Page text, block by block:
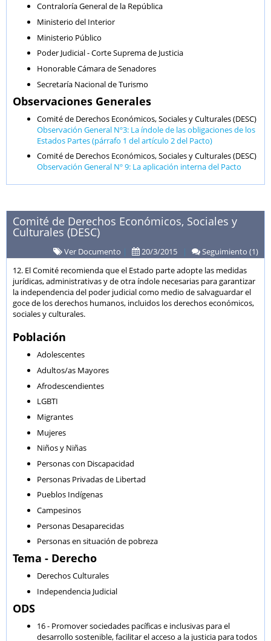
Contraloría General de la República
Ministerio del Interior
Ministerio Público
Poder Judicial - Corte Suprema de Justicia
Honorable Cámara de Senadores
Secretaría Nacional de Turismo
Observaciones Generales
Comité de Derechos Económicos, Sociales y Culturales (DESC)
Observación General Nº3: La índole de las obligaciones de los
Estados Partes (párrafo 1 del artículo 2 del Pacto)
Comité de Derechos Económicos, Sociales y Culturales (DESC)
Observación General Nº 9: La aplicación interna del Pacto
Comité de Derechos Económicos, Sociales y
Culturales (DESC)
Ver Documento | 20/3/2015 |
Seguimiento (1)
12. El Comité recomienda que el Estado parte adopte las medidas
jurídicas, administrativas y de otra índole necesarias para garantizar
la independencia del poder judicial como medio de salvaguardar el
goce de los derechos humanos, incluidos los derechos económicos,
sociales y culturales.
Población
Adolescentes
Adultos/as Mayores
Afrodescendientes
LGBTI
Migrantes
Mujeres
Niños y Niñas
Personas con Discapacidad
Personas Privadas de Libertad
Pueblos Indígenas
Campesinos
Personas Desaparecidas
Personas en situación de pobreza
Tema - Derecho
Derechos Culturales
Independencia Judicial
ODS
16 - Promover sociedades pacíficas e inclusivas para el
desarrollo sostenible, facilitar el acceso a la justicia para todos